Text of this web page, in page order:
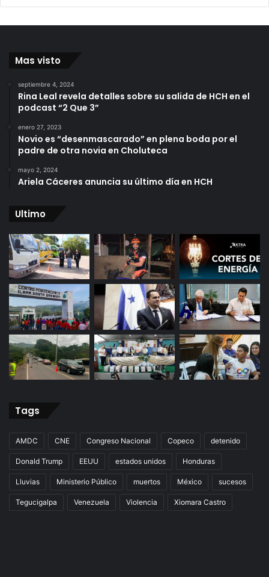
Mas visto
septiembre 4, 2024
Rina Leal revela detalles sobre su salida de HCH en el
podcast “2 Que 3”
enero 27, 2023
Novio es “desenmascarado” en plena boda por el
padre de otra novia en Choluteca
mayo 2, 2024
Ariela Cáceres anuncia su último día en HCH
Ultimo
Tags
AMDC CNE Congreso Nacional Copeco detenido
Donald Trump EEUU estados unidos Honduras
Lluvias Ministerio Público muertos México sucesos
Tegucigalpa Venezuela Violencia Xiomara Castro